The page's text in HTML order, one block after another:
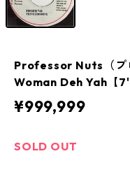
Professor Nuts（プ
Woman Deh Yah【7'
¥999,999
SOLD OUT